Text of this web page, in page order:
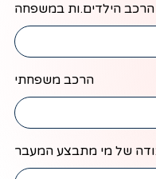
הרכב משפחתי